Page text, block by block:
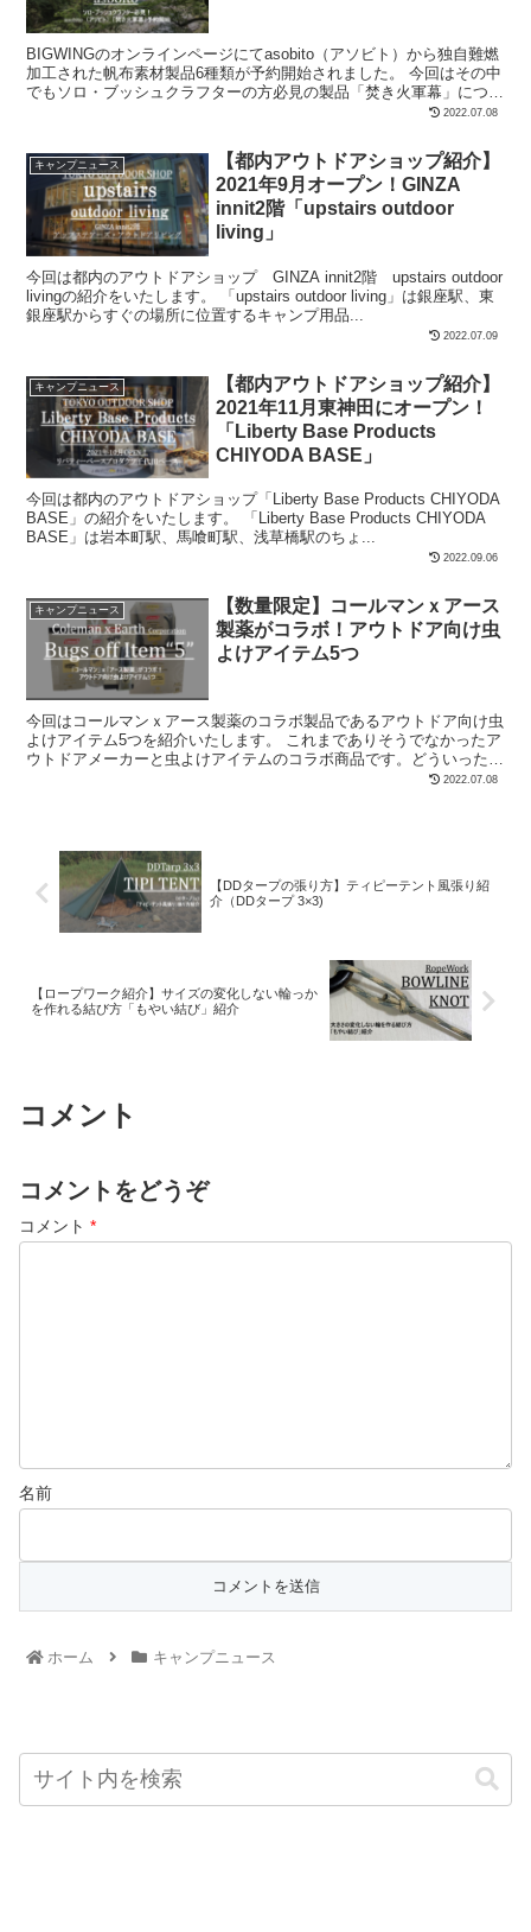
BIGWINGのオンラインページにてasobito（アソビト）から独自難燃
加工された帆布素材製品6種類が予約開始されました。 今回はその中
でもソロ・ブッシュクラフターの方必見の製品「焚き火軍幕」につい
2022.07.08
キャンプニュース
【都内アウトドアショップ紹介】
2021年9月オープン！GINZA
innit2階「upstairs outdoor
living」
今回は都内のアウトドアショップ GINZA innit2階 upstairs outdoor
livingの紹介をいたします。 「upstairs outdoor living」は銀座駅、東
銀座駅からすぐの場所に位置するキャンプ用品...
2022.07.09
キャンプニュース
【都内アウトドアショップ紹介】
2021年11月東神田にオープン！
「Liberty Base Products
CHIYODA BASE」
今回は都内のアウトドアショップ「Liberty Base Products CHIYODA
BASE」の紹介をいたします。 「Liberty Base Products CHIYODA
BASE」は岩本町駅、馬喰町駅、浅草橋駅のちょ...
2022.09.06
キャンプニュース
【数量限定】コールマンｘアース
製薬がコラボ！アウトドア向け虫
よけアイテム5つ
今回はコールマンｘアース製薬のコラボ製品であるアウトドア向け虫
よけアイテム5つを紹介いたします。 これまでありそうでなかったア
ウトドアメーカーと虫よけアイテムのコラボ商品です。どういった製
2022.07.08
【DDタープの張り方】ティピーテント風張り紹
介（DDタープ 3×3)
【ロープワーク紹介】サイズの変化しない輪っか
を作れる結び方「もやい結び」紹介
コメント
コメントをどうぞ
コメント *
名前
ホーム キャンプニュース